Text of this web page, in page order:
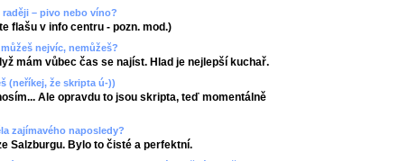
– pivo nebo víno?
flašu v info centru - pozn. mod.)
nejvíc, nemůžeš?
mám vůbec čas se najíst. Hlad je nejlepší kuchař.
(neříkej, že skripta ú-))
Ale opravdu to jsou skripta, teď momentálně
zajímavého naposledy?
Salzburgu. Bylo to čisté a perfektní.